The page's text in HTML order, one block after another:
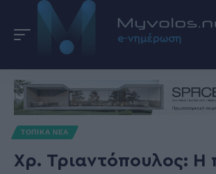
ΤΟΠΙΚΑ ΝΕΑ
Χρ. Τριαντόπουλος: Η